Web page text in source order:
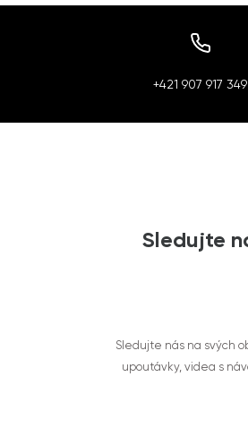
+421 907 917 349
Sledujte
Sledujte nás na svých
upoutávky, videa s